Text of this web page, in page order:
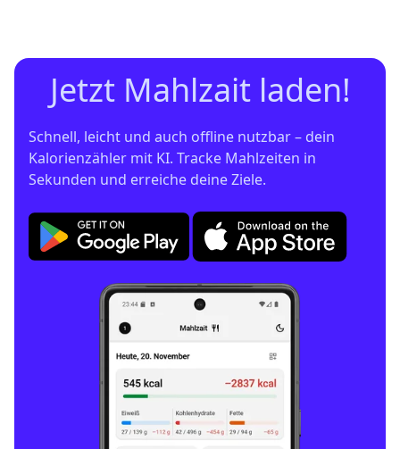
Jetzt Mahlzait laden!
Schnell, leicht und auch offline nutzbar – dein
Kalorienzähler mit KI. Tracke Mahlzeiten in
Sekunden und erreiche deine Ziele.